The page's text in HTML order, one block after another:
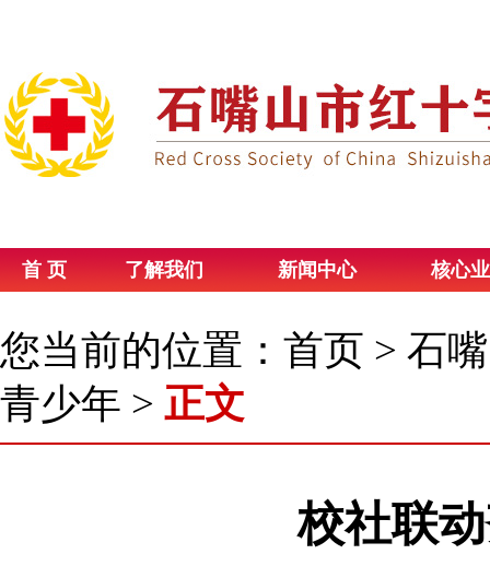
首 页 了解我们 新闻中心 核心
您当前的位置： 首页 > 石
青少年 > 正文
校社联